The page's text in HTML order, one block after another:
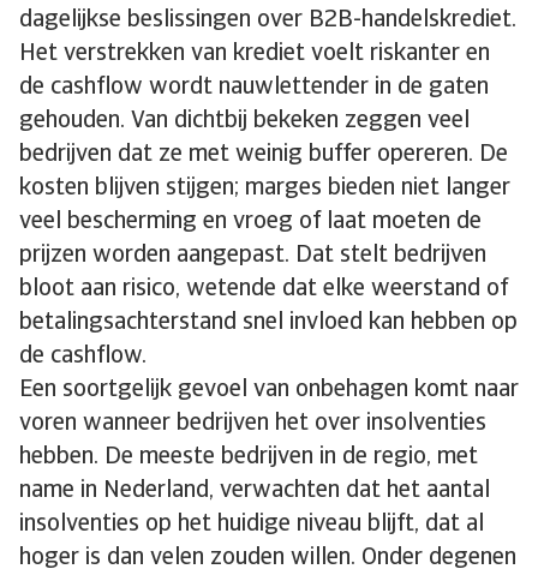
dagelijkse beslissingen over B2B-handelskrediet.
Het verstrekken van krediet voelt riskanter en
de cashflow wordt nauwlettender in de gaten
gehouden. Van dichtbij bekeken zeggen veel
bedrijven dat ze met weinig buffer opereren. De
kosten blijven stijgen; marges bieden niet langer
veel bescherming en vroeg of laat moeten de
prijzen worden aangepast. Dat stelt bedrijven
bloot aan risico, wetende dat elke weerstand of
betalingsachterstand snel invloed kan hebben op
de cashflow.
Een soortgelijk gevoel van onbehagen komt naar
voren wanneer bedrijven het over insolventies
hebben. De meeste bedrijven in de regio, met
name in Nederland, verwachten dat het aantal
insolventies op het huidige niveau blijft, dat al
hoger is dan velen zouden willen. Onder degenen